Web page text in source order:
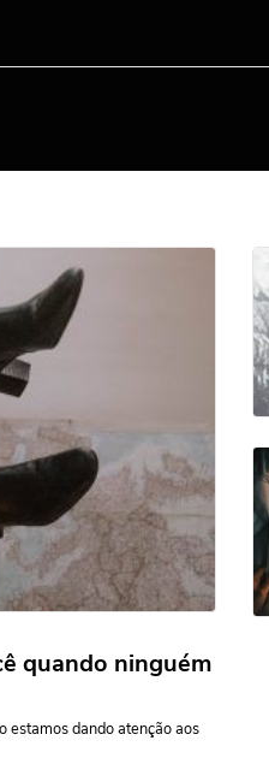
quando ninguém
estamos dando atenção aos